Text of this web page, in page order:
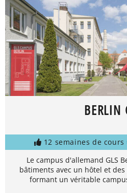
BERLIN
12 semaines de
Le campus d'allemand GLS
bâtiments avec un hôtel et
formant un véritable